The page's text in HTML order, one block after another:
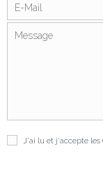
J'ai lu et j'accepte les